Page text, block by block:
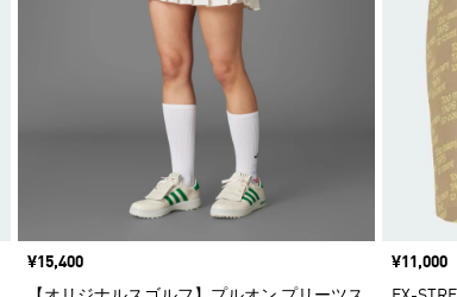
価格
¥15,400
価格
¥11,000